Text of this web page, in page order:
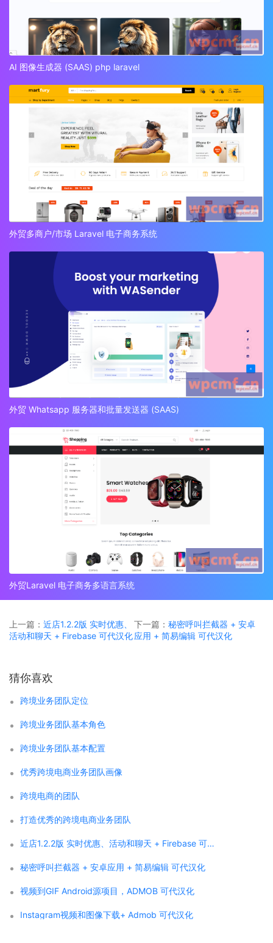
AI 图像生成器 (SAAS) php laravel
外贸多商户/市场 Laravel 电子商务系统
外贸 Whatsapp 服务器和批量发送器 (SAAS)
外贸Laravel 电子商务多语言系统
上一篇： 近店1.2.2版 实时优惠、
活动和聊天 + Firebase 可代汉化
下一篇： 秘密呼叫拦截器 + 安卓
应用 + 简易编辑 可代汉化
猜你喜欢
跨境业务团队定位
跨境业务团队基本角色
跨境业务团队基本配置
优秀跨境电商业务团队画像
跨境电商的团队
打造优秀的跨境电商业务团队
近店1.2.2版 实时优惠、活动和聊天 + Firebase 可代汉化
秘密呼叫拦截器 + 安卓应用 + 简易编辑 可代汉化
视频到GIF Android源项目，ADMOB 可代汉化
Instagram视频和图像下载+ Admob 可代汉化